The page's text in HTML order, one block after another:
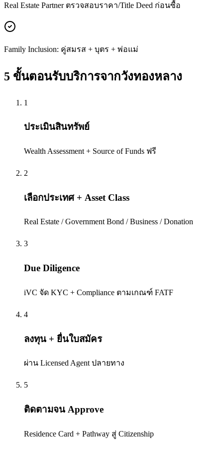
Real Estate Partner ตรวจสอบราคา/Title Deed ก่อนซื้อ
Family Inclusion: คู่สมรส + บุตร + พ่อแม่
5 ขั้นตอนรับบริการจากวังทองหลาง
1
ประเมินสินทรัพย์
Wealth Assessment + Source of Funds ฟรี
2
เลือกประเทศ + Asset Class
Real Estate / Government Bond / Business / Donation
3
Due Diligence
iVC จัด KYC + Compliance ตามเกณฑ์ FATF
4
ลงทุน + ยื่นใบสมัคร
ผ่าน Licensed Agent ปลายทาง
5
ติดตามจน Approve
Residence Card + Pathway สู่ Citizenship